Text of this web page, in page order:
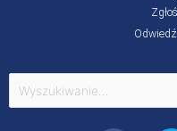
Szukaj
dla: